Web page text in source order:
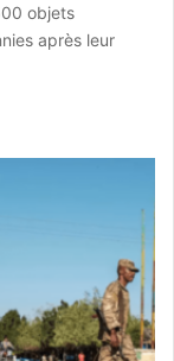
objets
après leur